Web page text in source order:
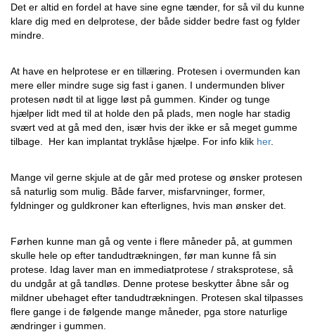
Det er altid en fordel at have sine egne tænder, for så vil du kunne
klare dig med en delprotese, der både sidder bedre fast og fylder
mindre.
At have en helprotese er en tillæring. Protesen i overmunden kan
mere eller mindre suge sig fast i ganen. I undermunden bliver
protesen nødt til at ligge løst på gummen. Kinder og tunge
hjælper lidt med til at holde den på plads, men nogle har stadig
svært ved at gå med den, især hvis der ikke er så meget gumme
tilbage. Her kan implantat tryklåse hjælpe. For info klik her.
Mange vil gerne skjule at de går med protese og ønsker protesen
så naturlig som mulig. Både farver, misfarvninger, former,
fyldninger og guldkroner kan efterlignes, hvis man ønsker det.
Førhen kunne man gå og vente i flere måneder på, at gummen
skulle hele op efter tandudtrækningen, før man kunne få sin
protese. Idag laver man en immediatprotese / straksprotese, så
du undgår at gå tandløs. Denne protese beskytter åbne sår og
mildner ubehaget efter tandudtrækningen. Protesen skal tilpasses
flere gange i de følgende mange måneder, pga store naturlige
ændringer i gummen.